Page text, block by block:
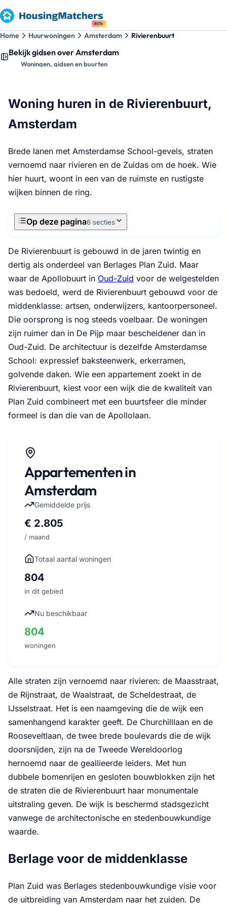
BETA
Home Huurwoningen Amsterdam Rivierenbuurt
Bekijk gidsen over Amsterdam
Woningen, gidsen en buurten
Woning huren in de Rivierenbuurt,
Amsterdam
Brede lanen met Amsterdamse School-gevels, straten
vernoemd naar rivieren en de Zuidas om de hoek. Wie
hier huurt, woont in een van de ruimste en rustigste
wijken binnen de ring.
Op deze pagina6 secties
De Rivierenbuurt is gebouwd in de jaren twintig en
dertig als onderdeel van Berlages Plan Zuid. Maar
waar de Apollobuurt in Oud-Zuid voor de welgestelden
was bedoeld, werd de Rivierenbuurt gebouwd voor de
middenklasse: artsen, onderwijzers, kantoorpersoneel.
Die oorsprong is nog steeds voelbaar. De woningen
zijn ruimer dan in De Pijp maar bescheidener dan in
Oud-Zuid. De architectuur is dezelfde Amsterdamse
School: expressief baksteenwerk, erkerramen,
golvende daken. Wie een appartement zoekt in de
Rivierenbuurt, kiest voor een wijk die de kwaliteit van
Plan Zuid combineert met een buurtsfeer die minder
formeel is dan die van de Apollolaan.
Appartementen in
Amsterdam
Gemiddelde prijs
€ 2.805
/ maand
Totaal aantal woningen
804
in dit gebied
Nu beschikbaar
804
woningen
Alle straten zijn vernoemd naar rivieren: de Maasstraat,
de Rijnstraat, de Waalstraat, de Scheldestraat, de
IJsselstraat. Het is een naamgeving die de wijk een
samenhangend karakter geeft. De Churchilllaan en de
Rooseveltlaan, de twee brede boulevards die de wijk
doorsnijden, zijn na de Tweede Wereldoorlog
hernoemd naar de geallieerde leiders. Met hun
dubbele bomenrijen en gesloten bouwblokken zijn het
de straten die de Rivierenbuurt haar monumentale
uitstraling geven. De wijk is beschermd stadsgezicht
vanwege de architectonische en stedenbouwkundige
waarde.
Berlage voor de middenklasse
Plan Zuid was Berlages stedenbouwkundige visie voor
de uitbreiding van Amsterdam naar het zuiden. De